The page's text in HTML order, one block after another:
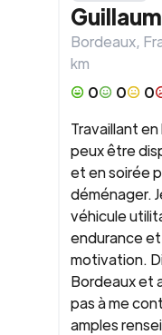
Bordeaux,
km
0
0 0
Travaillant
peux être
et en soirée
déménager.
véhicule
endurance
motivation.
Bordeaux et
pas à me
amples